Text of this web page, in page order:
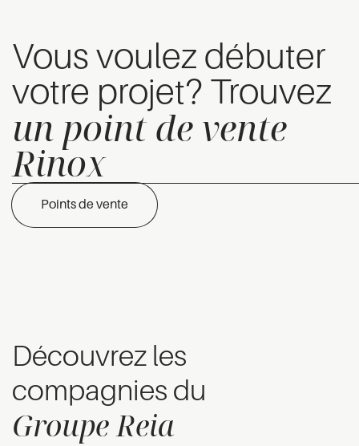
Vous voulez débuter
votre projet? Trouvez
un point de vente
Rinox
Points de vente
Découvrez les
compagnies du
Groupe Reia